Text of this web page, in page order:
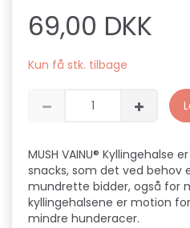
69,00 DKK
Kun få stk. tilbage
MUSH VAINU® Kyllingehalse
snacks, som det ved behov
mundrette bidder, også for
kyllingehalsene er motion
mindre hunderacer.